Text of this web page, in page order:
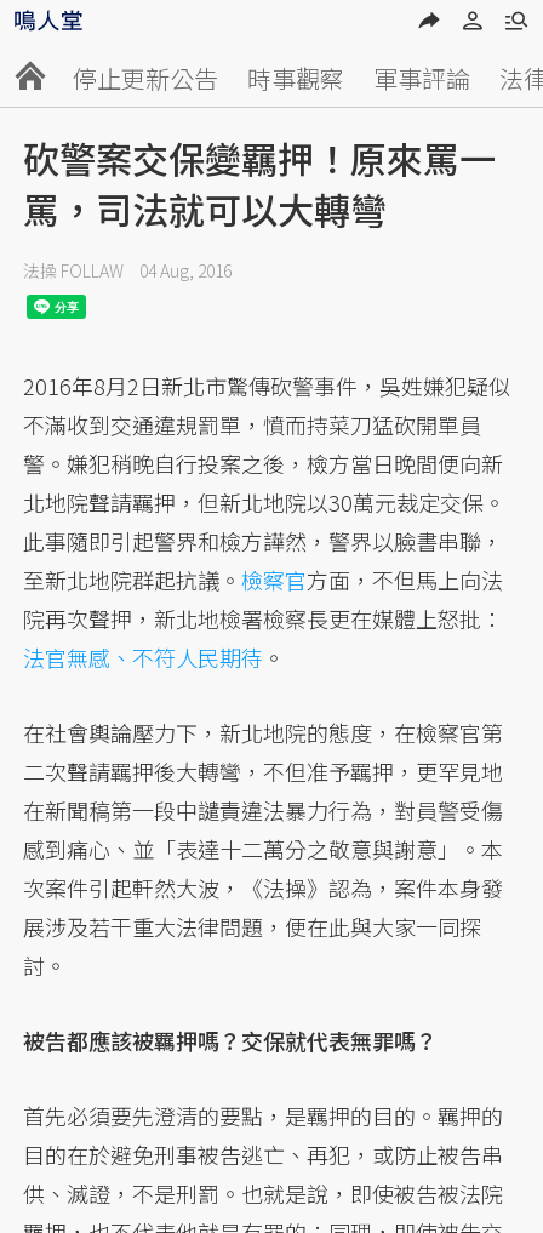
停止更新公告 時事觀察 軍事評論 法
砍警案交保變羈押！原來罵一
罵，司法就可以大轉彎
法操 FOLLAW 04 Aug, 2016
2016年8月2日新北市驚傳砍警事件，吳姓嫌犯疑似
不滿收到交通違規罰單，憤而持菜刀猛砍開單員
警。嫌犯稍晚自行投案之後，檢方當日晚間便向新
北地院聲請羈押，但新北地院以30萬元裁定交保。
此事隨即引起警界和檢方譁然，警界以臉書串聯，
至新北地院群起抗議。檢察官方面，不但馬上向法
院再次聲押，新北地檢署檢察長更在媒體上怒批：
法官無感、不符人民期待 。
在社會輿論壓力下，新北地院的態度，在檢察官第
二次聲請羈押後大轉彎，不但准予羈押，更罕見地
在新聞稿第一段中譴責違法暴力行為，對員警受傷
感到痛心、並「表達十二萬分之敬意與謝意」。本
次案件引起軒然大波，《法操》認為，案件本身發
展涉及若干重大法律問題，便在此與大家一同探
討。
被告都應該被羈押嗎？交保就代表無罪嗎？
首先必須要先澄清的要點，是羈押的目的。羈押的
目的在於避免刑事被告逃亡、再犯，或防止被告串
供、滅證，不是刑罰。也就是說，即使被告被法院